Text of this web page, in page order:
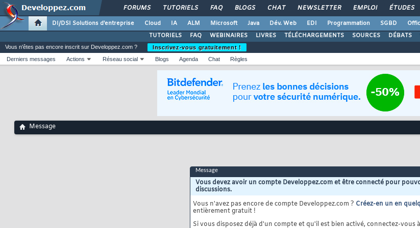
FORUMS TUTORIELS FAQ BLOGS CHAT NEWSLETTER EMPLOI ÉTUDES
DI/DSI Solutions d'entreprise Cloud IA ALM Microsoft Java Dév. Web EDI Programmation SGBD
TUTORIELS
FAQ WEBINAIRES LIVRES TÉLÉCHARGEMENTS SOURCES DÉBATS
Vous n'êtes pas encore inscrit sur Developpez.com ?
Inscrivez-vous gratuitement !
Derniers messages
Actions Réseau social Blogs Agenda Chat Règles
Message
Message
Vous devez avoir un compte Developpez.com et être connecté pour
discussions.
Vous n'avez pas encore de compte Developpez.com ? Créez-en un en
entièrement gratuit !
Si vous disposez déjà d'un compte et qu'il est bien activé, connectez-vous